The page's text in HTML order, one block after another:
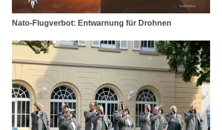
Nato-Flugverbot: Entwarnung für Drohnen